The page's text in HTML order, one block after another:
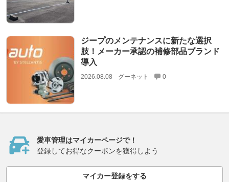
ジープのメンテナンスに新たな選択
肢！メーカー承認の補修部品ブランド
導入
2026.08.08 グーネット 0
愛車管理はマイカーページで！
登録してお得なクーポンを獲得しよう
マイカー登録をする